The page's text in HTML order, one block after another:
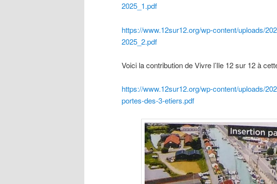
2025_1.pdf
https://www.12sur12.org/wp-content/uploads/
2025_2.pdf
Voici la contribution de Vivre l’Ile 12 sur 12 à
https://www.12sur12.org/wp-content/uploads/
portes-des-3-etiers.pdf